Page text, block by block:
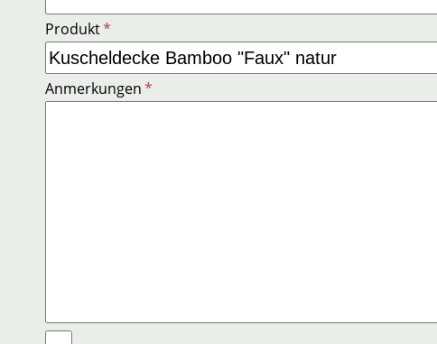
Produkt*
Anmerkungen*